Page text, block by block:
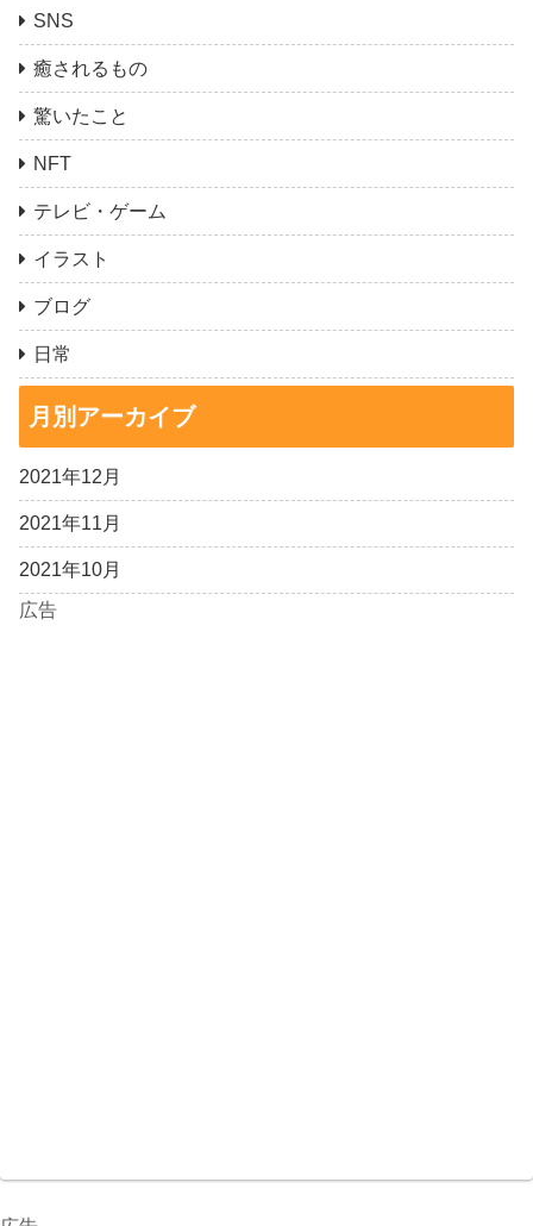
SNS
癒されるもの
驚いたこと
NFT
テレビ・ゲーム
イラスト
ブログ
日常
月別アーカイブ
2021年12月
2021年11月
2021年10月
広告